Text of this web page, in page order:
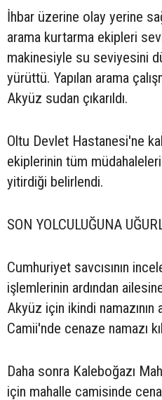
İhbar üzerine olay yerine
arama kurtarma ekipleri
makinesiyle su seviyesini
yürüttü. Yapılan arama
Akyüz sudan çıkarıldı.
Oltu Devlet Hastanesi'ne
ekiplerinin tüm
yitirdiği belirlendi.
SON YOLCULUĞUNA
Cumhuriyet savcısının
işlemlerinin ardından
Akyüz için ikindi namazının
Camii'nde cenaze namazı
Daha sonra Kaleboğazı
için mahalle camisinde